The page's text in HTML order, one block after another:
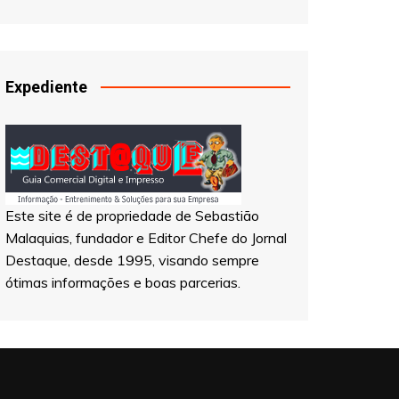
Este site é de propriedade de Sebastião
Malaquias, fundador e Editor Chefe do Jornal
Destaque, desde 1995, visando sempre
ótimas informações e boas parcerias.